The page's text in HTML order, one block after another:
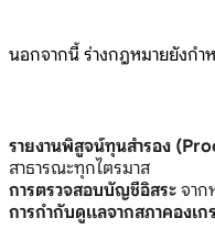
นอกจากนี้ ร่างกฎหมายยังกำ
รายงานพิสูจน์ทุนสำรอง
สาธารณะทุกไตรมาส
การตรวจสอบบัญชีอิสระ จาก
การกำกับดูแลจากสภาคองเก